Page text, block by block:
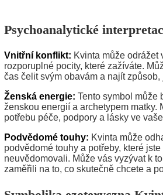
Psychoanalytické
Vnitřní konflikt: Kvinta může odrážet
rozporuplné pocity, které zažíváte.
čas čelit svým obavám a najít způsob,
Ženská energie: Tento symbol může
ženskou energií a archetypem matky.
potřebu péče, podpory a lásky ve
Podvědomé touhy: Kvinta může
podvědomé touhy a potřeby, které
neuvědomovali. Může vás vyzývat k
zaměřili na to, co skutečně chcete a